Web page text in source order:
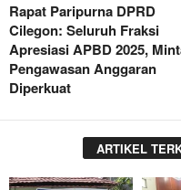
Rapat Paripurna DPRD
Cilegon: Seluruh Fraksi
Apresiasi APBD 2025,
Pengawasan Anggaran
Diperkuat
ARTIKEL